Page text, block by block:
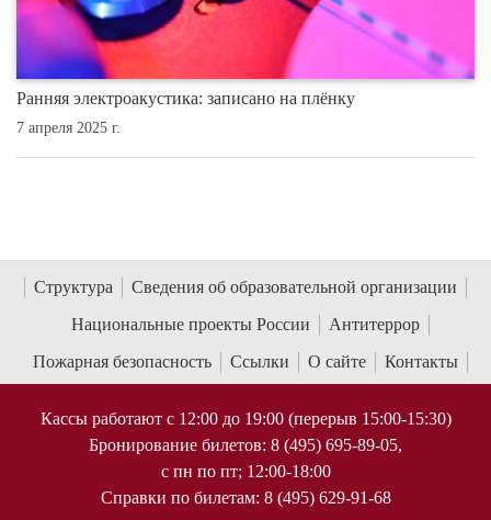
Ранняя электроакустика: записано на плёнку
7 апреля 2025 г.
Структура
Сведения об образовательной организации
Национальные проекты России
Антитеррор
Пожарная безопасность
Ссылки О сайте Контакты
Кассы работают с 12:00 до 19:00 (перерыв 15:00-15:30)
Бронирование билетов: 8 (495) 695-89-05,
с пн по пт; 12:00-18:00
Справки по билетам: 8 (495) 629-91-68